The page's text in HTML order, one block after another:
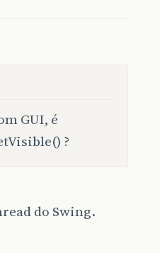
GUI, é
?
do Swing.